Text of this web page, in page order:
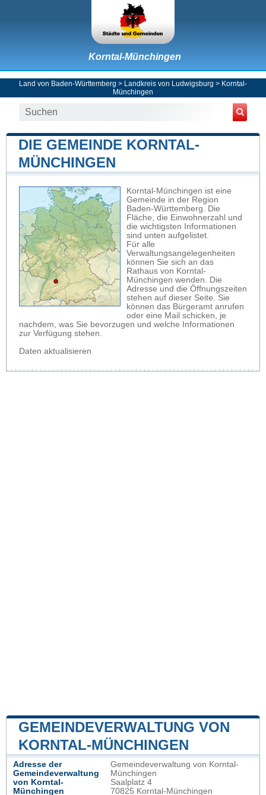
Korntal-Münchingen
Land von Baden-Württemberg > Landkreis von Ludwigsburg > Korntal-
Münchingen
DIE GEMEINDE KORNTAL-
MÜNCHINGEN
Korntal-Münchingen ist eine
Gemeinde in der Region
Baden-Württemberg. Die
Fläche, die Einwohnerzahl und
die wichtigsten Informationen
sind unten aufgelistet.
Für alle
Verwaltungsangelegenheiten
können Sie sich an das
Rathaus von Korntal-
Münchingen wenden. Die
Adresse und die Öffnungszeiten
stehen auf dieser Seite. Sie
können das Bürgeramt anrufen
oder eine Mail schicken, je
nachdem, was Sie bevorzugen und welche Informationen
zur Verfügung stehen.
Daten aktualisieren
GEMEINDEVERWALTUNG VON
KORNTAL-MÜNCHINGEN
Adresse der
Gemeindeverwaltung
von Korntal-
Münchingen
Gemeindeverwaltung von Korntal-
Münchingen
Saalplatz 4
70825 Korntal-Münchingen